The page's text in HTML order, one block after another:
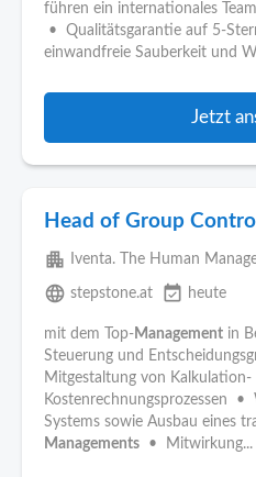
führen ein internationales
• Qualitätsgarantie auf 5-
einwandfreie Sauberkeit und
Jetzt
Head of Group
apartment Iventa. The Human
language stepstone.at event_available heute
mit dem Top-Management in
Steuerung und
Mitgestaltung von Kalkulation-
Kostenrechnungsprozessen •
Systems sowie Ausbau eines
Managements • Mitwirkung...